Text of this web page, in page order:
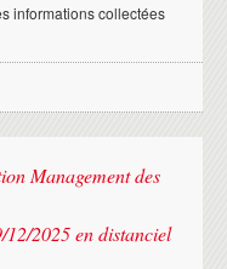
informations collectées
Management des
12/2025 en distanciel